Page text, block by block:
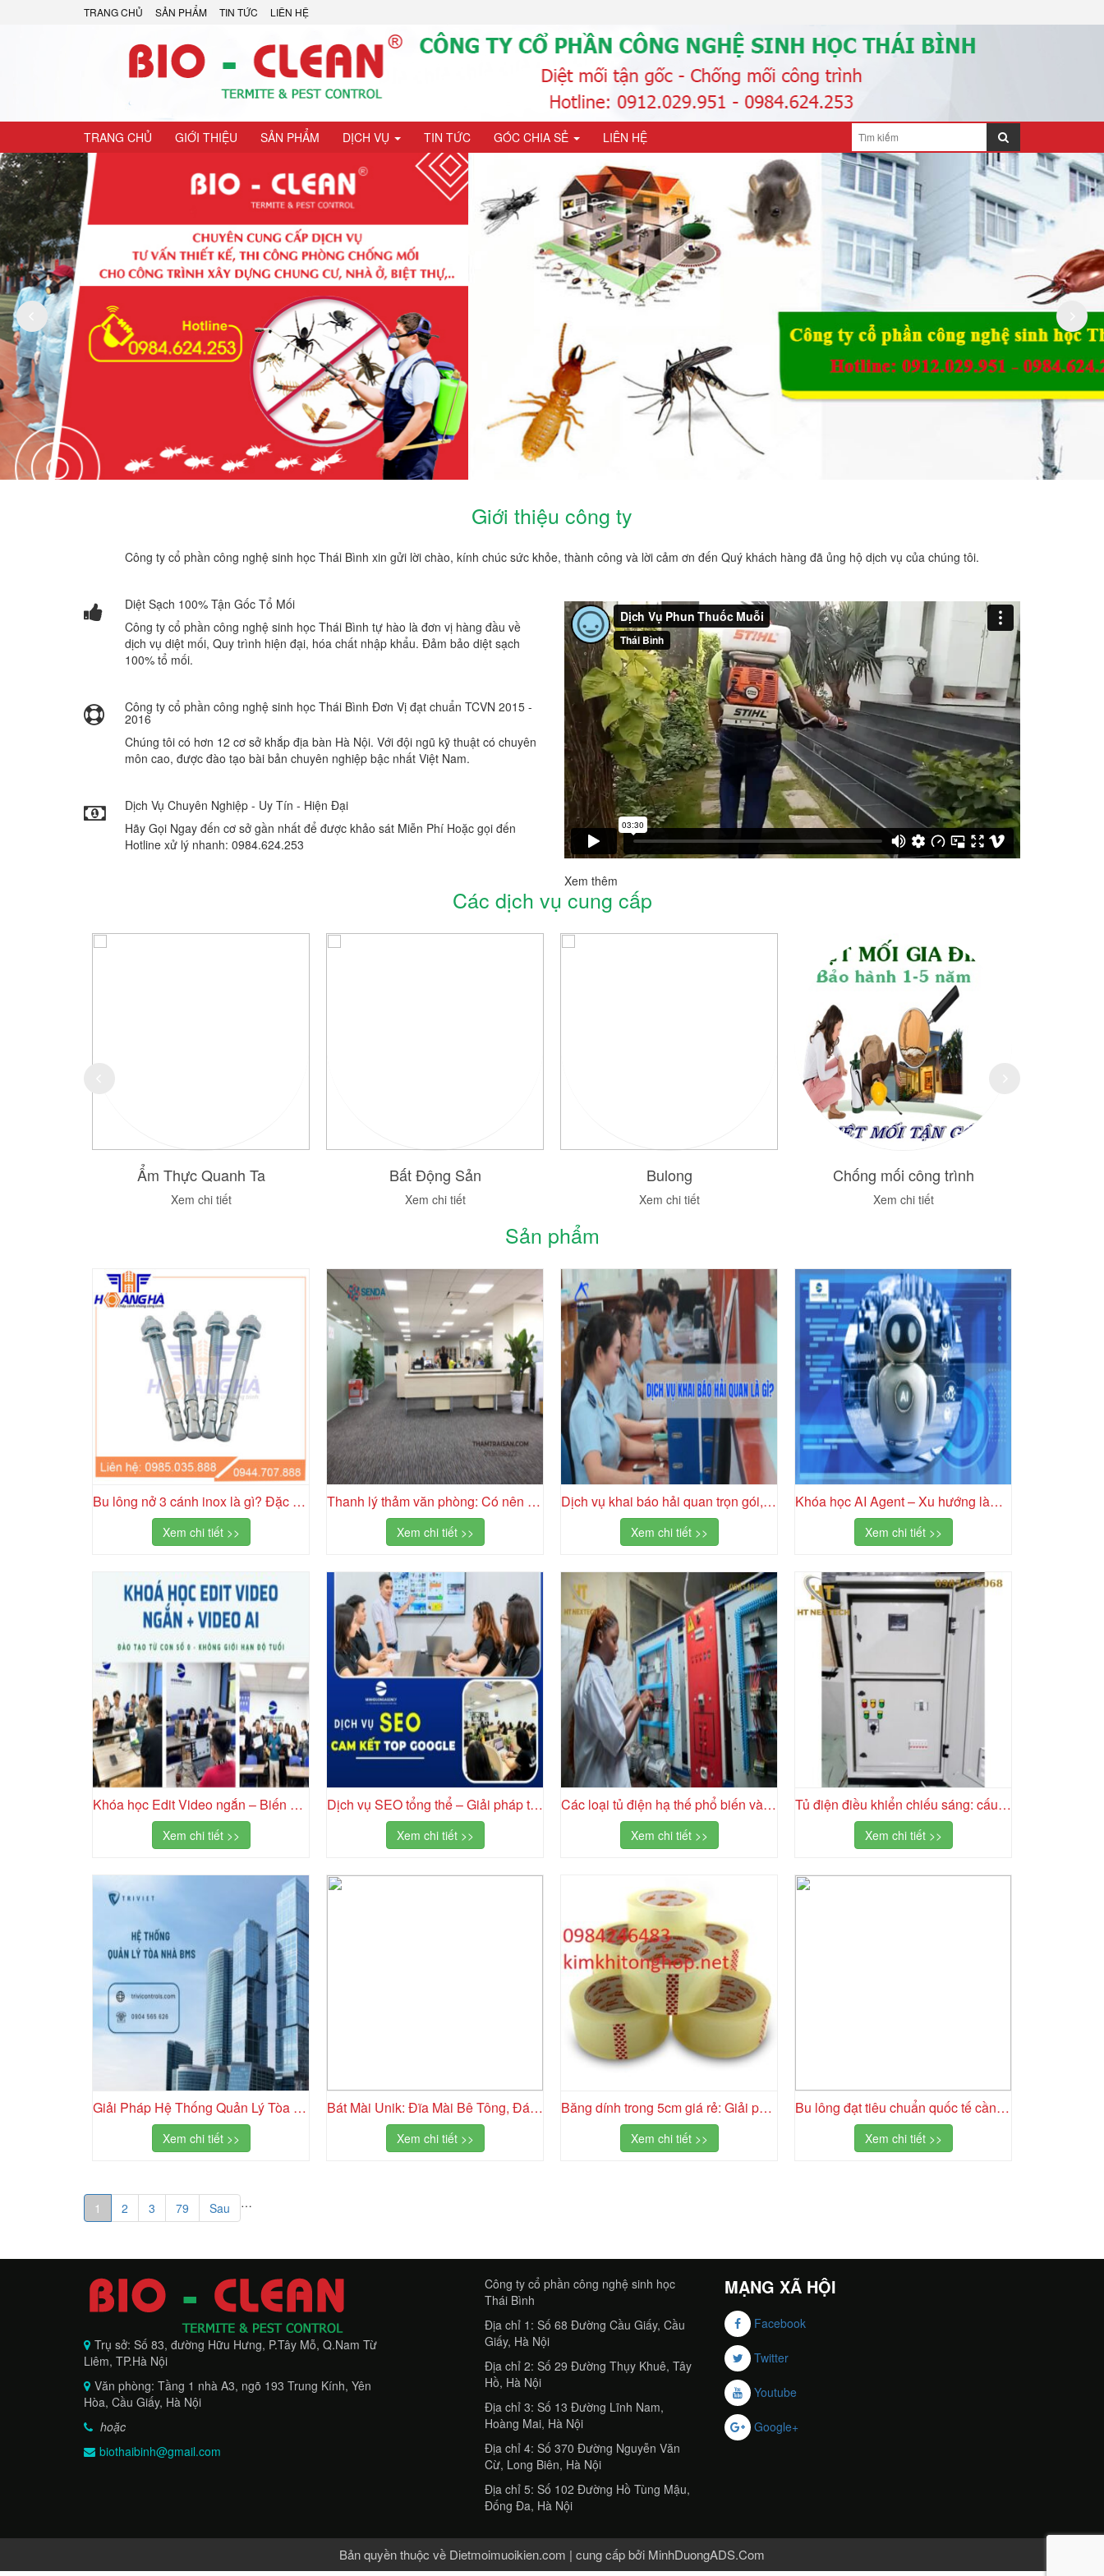
TRANG CHỦ SẢN PHẨM TIN TỨC LIÊN HỆ
TRANG CHỦ GIỚI THIỆU SẢN PHẨM DỊCH VỤ TIN TỨC GÓC CHIA SẺ LIÊN HỆ
Giới thiệu công ty
Công ty cổ phần công nghệ sinh học Thái Bình xin gửi lời chào, kính chúc sức khỏe, thành công và lời cảm ơn đến Quý khách hàng đã ủng hộ dịch vụ của chúng tôi.
Diệt Sạch 100% Tận Gốc Tổ Mối
Công ty cổ phần công nghệ sinh học Thái Bình tự hào là đơn vị hàng đầu về
dịch vụ diệt mối, Quy trình hiện đại, hóa chất nhập khẩu. Đảm bảo diệt sạch
100% tổ mối.
Công ty cổ phần công nghệ sinh học Thái Bình Đơn Vị đạt chuẩn TCVN 2015 -
2016
Chúng tôi có hơn 12 cơ sở khắp địa bàn Hà Nội. Với đội ngũ kỹ thuật có chuyên
môn cao, được đào tạo bài bản chuyên nghiệp bậc nhất Việt Nam.
Dịch Vụ Chuyên Nghiệp - Uy Tín - Hiện Đại
Hãy Gọi Ngay đến cơ sở gần nhất để được khảo sát Miễn Phí Hoặc gọi đến
Hotline xử lý nhanh: 0984.624.253
Xem thêm
Các dịch vụ cung cấp
Ẩm Thực Quanh Ta
Xem chi tiết
Bất Động Sản
Xem chi tiết
Bulong
Xem chi tiết
Chống mối công trình
Xem chi tiết
Sản phẩm
Bu lông nở 3 cánh inox là gì? Đặc điểm và cấu tạo
Xem chi tiết >>
Thanh lý thảm văn phòng: Có nên mua không?
Xem chi tiết >>
Dịch vụ khai báo hải quan trọn gói, chuyên nghiệp
Xem chi tiết >>
Khóa học AI Agent – Xu hướng làm việc thông minh trong kỷ nguyên trí tuệ nhân tạo
Xem chi tiết >>
Khóa học Edit Video ngắn – Biến ý tưởng thành Video thu hút
Xem chi tiết >>
Dịch vụ SEO tổng thể – Giải pháp tăng trưởng bền vững
Xem chi tiết >>
Các loại tủ điện hạ thế phổ biến và ứng dụng thực tế
Xem chi tiết >>
Tủ điện điều khiển chiếu sáng: cấu tạo, ưu điểm và ứng dụng
Xem chi tiết >>
Giải Pháp Hệ Thống Quản Lý Tòa Nhà BMS: Tối Ưu Vận Hành Thời Đại Số
Xem chi tiết >>
Bát Mài Unik: Đĩa Mài Bê Tông, Đá Hoa Cương Bền Bỉ Giá Tốt
Xem chi tiết >>
Băng dính trong 5cm giá rẻ: Giải pháp đóng gói tiết kiệm cho doanh nghiệp
Xem chi tiết >>
Bu lông đạt tiêu chuẩn quốc tế cần đáp ứng những yêu cầu gì?
Xem chi tiết >>
1 2 3 …
79 Sau
Trụ sở: Số 83, đường Hữu Hưng, P.Tây Mỗ, Q.Nam Từ
Liêm, TP.Hà Nội
Văn phòng: Tầng 1 nhà A3, ngõ 193 Trung Kính, Yên
Hòa, Cầu Giấy, Hà Nội
hoặc
biothaibinh@gmail.com
Công ty cổ phần công nghệ sinh học
Thái Bình
Địa chỉ 1: Số 68 Đường Cầu Giấy, Cầu
Giấy, Hà Nội
Địa chỉ 2: Số 29 Đường Thụy Khuê, Tây
Hồ, Hà Nội
Địa chỉ 3: Số 13 Đường Lĩnh Nam,
Hoàng Mai, Hà Nội
Địa chỉ 4: Số 370 Đường Nguyễn Văn
Cừ, Long Biên, Hà Nội
Địa chỉ 5: Số 102 Đường Hồ Tùng Mậu,
Đống Đa, Hà Nội
MẠNG XÃ HỘI
Facebook
Twitter
Youtube
Google+
Bản quyền thuộc về Dietmoimuoikien.com | cung cấp bởi MinhDuongADS.Com